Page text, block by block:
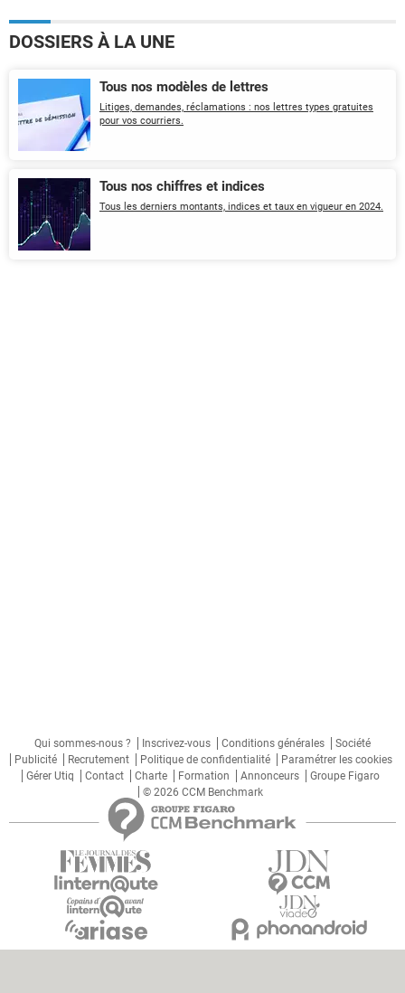
DOSSIERS À LA UNE
Tous nos modèles de lettres
Litiges, demandes, réclamations : nos lettres types gratuites
pour vos courriers.
Tous nos chiffres et indices
Tous les derniers montants, indices et taux en vigueur en 2024.
Qui sommes-nous ? Inscrivez-vous Conditions générales
Société
Publicité
Recrutement Politique de confidentialité
Paramétrer les cookies
Gérer Utiq
Contact Charte Formation Annonceurs
Groupe Figaro
© 2026 CCM Benchmark